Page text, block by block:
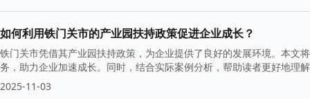
如何利用铁门关市的产业园扶持政策促进企业成长？
铁门关市凭借其产业园扶持政策，为企业提供了良好的发展环境。本文
务，助力企业加速成长。同时，结合实际案例分析，帮助读者更好地理
2025-11-03